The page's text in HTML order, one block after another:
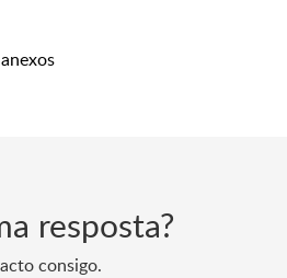
resposta?
consigo.